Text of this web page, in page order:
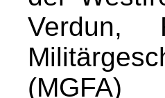
Verdun,